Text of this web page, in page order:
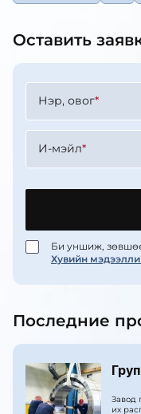
Оставить
Нэр, овог*
И-мэйл*
Би уншиж,
Хувийн
Последние
Завод
их